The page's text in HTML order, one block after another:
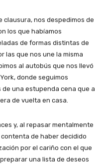
clausura, nos despedimos de
los que habíamos
de formas distintas de
las que nos une la misma
al autobús que nos llevó
donde seguimos
una estupenda cena que a
de vuelta en casa.
y, al repasar mentalmente
de haber decidido
por el cariño con el que
una lista de deseos